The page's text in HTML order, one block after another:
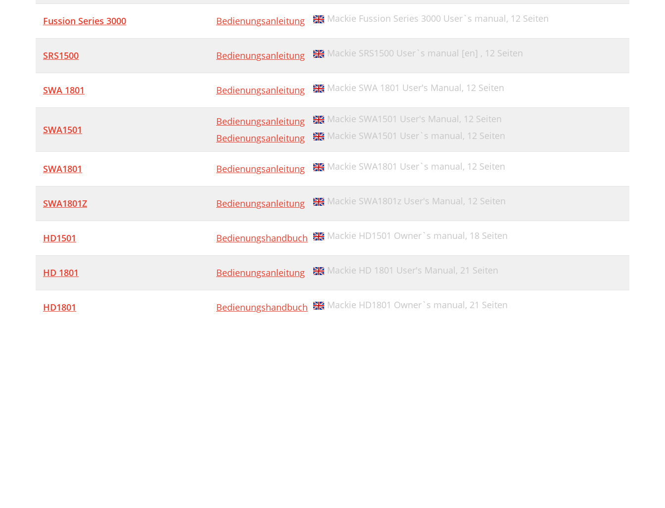
Fussion Series 3000 Bedienungsanleitung Mackie Fussion Series 3000 User`s manual, 12 Seiten
SRS1500 Bedienungsanleitung Mackie SRS1500 User`s manual [en] , 12 Seiten
SWA 1801 Bedienungsanleitung Mackie SWA 1801 User's Manual, 12 Seiten
SWA1501
Bedienungsanleitung Mackie SWA1501 User's Manual, 12 Seiten
Bedienungsanleitung
Mackie SWA1501 User`s manual, 12 Seiten
SWA1801 Bedienungsanleitung Mackie SWA1801 User`s manual, 12 Seiten
SWA1801Z Bedienungsanleitung Mackie SWA1801z User's Manual, 12 Seiten
HD1501 Bedienungshandbuch Mackie HD1501 Owner`s manual, 18 Seiten
HD 1801 Bedienungsanleitung Mackie HD 1801 User's Manual, 21 Seiten
HD1801 Bedienungshandbuch Mackie HD1801 Owner`s manual, 21 Seiten